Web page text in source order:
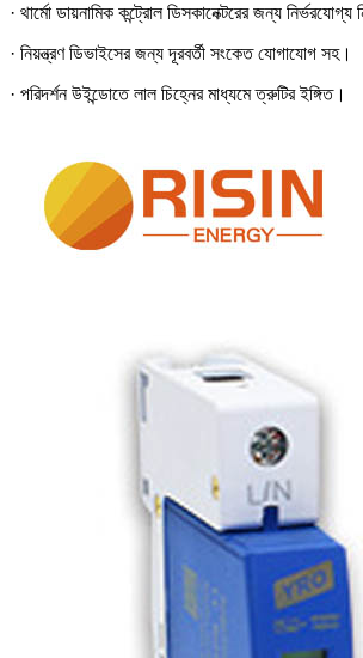
· থার্মো ডায়নামিক কন্ট্রোল ডিসকানেক্টরের জন্য নির্ভরযোগ্য
· নিয়ন্ত্রণ ডিভাইসের জন্য দূরবর্তী সংকেত যোগাযোগ সহ।
· পরিদর্শন উইন্ডোতে লাল চিহ্নের মাধ্যমে ত্রুটির ইঙ্গিত।